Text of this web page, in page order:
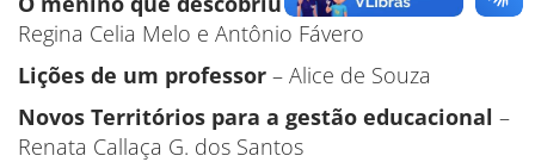
Regina Celia Melo e Antônio Fávero
Lições de um professor – Alice de Souza
Novos Territórios para a gestão educacional –
Renata Callaça G. dos Santos